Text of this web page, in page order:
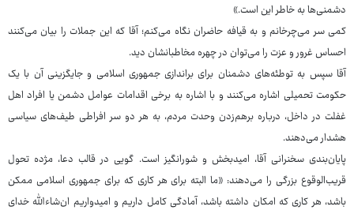
دشمنی‌ها به خاطر این است.»
کمی سر می‌چرخانم و به قیافه حاضران نگاه می‌کنم؛ آقا که این جملات را بیان می‌کنند
احساس غرور و عزت را می‌توان در چهره مخاطبانشان دید.
آقا سپس به توطئه‌های دشمنان برای براندازی جمهوری اسلامی و جایگزینی آن با یک
حکومت تحمیلی اشاره می‌کنند و با اشاره به برخی اقدامات عوامل دشمن یا افراد اهل
غفلت در داخل، درباره برهم‌زدن وحدت مردم، به هر دو سر افراطی طیف‌های سیاسی
هشدار می‌دهند.
پایان‌بندی سخنرانی آقا، امیدبخش و شورانگیز است. گویی در قالب دعا، مژده تحول
قریب‌الوقوع بزرگی را می‌دهند: «ما البته برای هر کاری که برای جمهوری اسلامی ممکن
باشد، هر کاری که امکان داشته باشد، آمادگی کامل داریم و امیدواریم ان‌شاءالله خدای